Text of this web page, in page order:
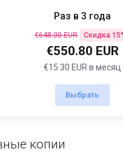
Раз в 3 года
€648.00 EUR Скидка
€550.80 EUR
€15.30 EUR в месяц
Выбрать
копии